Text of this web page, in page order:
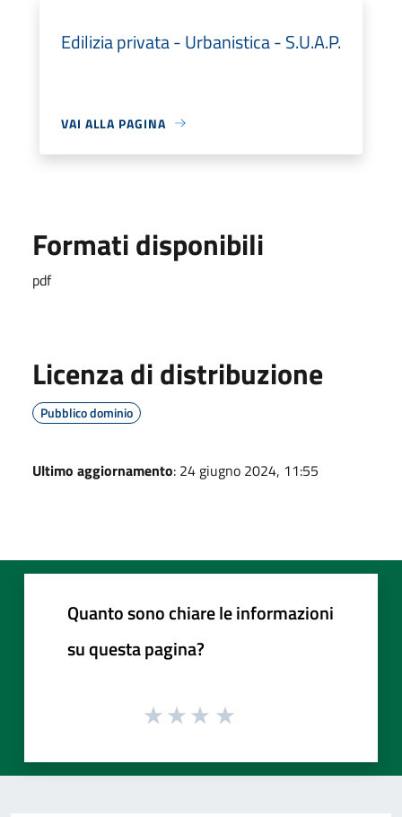
Edilizia privata - Urbanistica - S.U.A.P.
VAI ALLA PAGINA
Formati disponibili
pdf
Licenza di distribuzione
Pubblico dominio
Ultimo aggiornamento: 24 giugno 2024, 11:55
Quanto sono chiare le informazioni
su questa pagina?